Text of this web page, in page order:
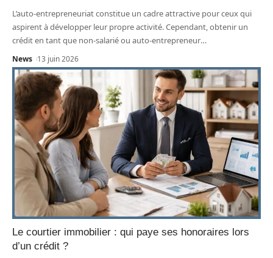
L’auto-entrepreneuriat constitue un cadre attractive pour ceux qui
aspirent à développer leur propre activité. Cependant, obtenir un
crédit en tant que non-salarié ou auto-entrepreneur…
News 13 juin 2026
Le courtier immobilier : qui paye ses honoraires lors
d’un crédit ?